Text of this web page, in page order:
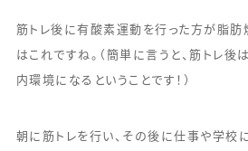
筋トレ後に有酸素運動を行った方が脂肪
はこれですね。（簡単に言うと、筋トレ
内環境になるということです！）
朝に筋トレを行い、その後に仕事や学校